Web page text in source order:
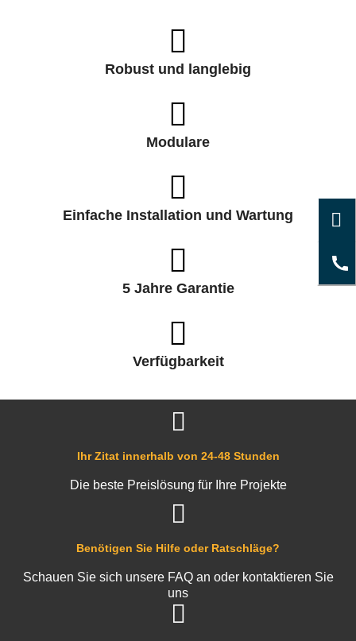
Robust und langlebig
Modulare
Einfache Installation und Wartung
5 Jahre Garantie
Verfügbarkeit
Benötigen Sie Hilfe oder Ratschläge?
Schauen Sie sich unsere FAQ an oder kontaktieren Sie
uns
Ihr Zitat innerhalb von 24-48 Stunden
Die beste Preislösung für Ihre Projekte